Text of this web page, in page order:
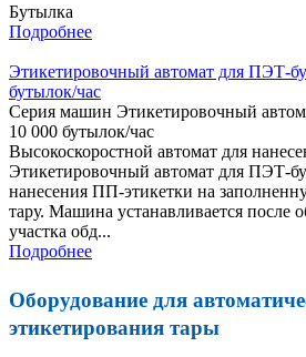
Бутылка
Подробнее
Этикетировочный автомат для ПЭТ-
бутылок/час
Серия машин Этикетировочный
10 000 бутылок/час
Высокоскоростной автомат для
Этикетировочный автомат для ПЭТ-
нанесения ПП-этикетки на
тару. Машина устанавливается после
участка обд...
Подробнее
Оборудование для
этикетирования тары